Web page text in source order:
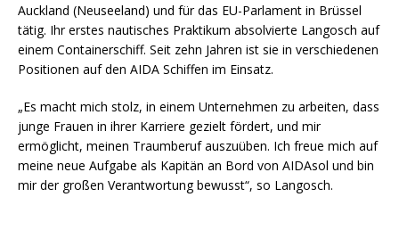
Auckland (Neuseeland) und für das EU-Parlament in Brüssel
tätig. Ihr erstes nautisches Praktikum absolvierte Langosch auf
einem Containerschiff. Seit zehn Jahren ist sie in verschiedenen
Positionen auf den AIDA Schiffen im Einsatz.
„Es macht mich stolz, in einem Unternehmen zu arbeiten, dass
junge Frauen in ihrer Karriere gezielt fördert, und mir
ermöglicht, meinen Traumberuf auszuüben. Ich freue mich auf
meine neue Aufgabe als Kapitän an Bord von AIDAsol und bin
mir der großen Verantwortung bewusst“, so Langosch.